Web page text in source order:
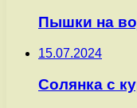
Пышки на
15.07.2024
Солянка с